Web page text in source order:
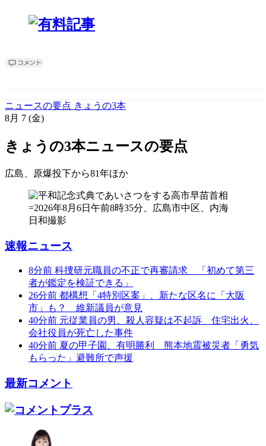
ニュースの要点 きょうの3本
8月 7 (金)
きょうの3本ニュースの要点
広島、原爆投下から81年ほか
速報ニュース
8分前 科捜研元職員の不正で再審請求 「初めて第三
者が鑑定を検証できる」
26分前 都構想「4特別区案」、新たな区名に「大阪
市」も？ 維新議員が意見
40分前 元従業員の男、殺人容疑は不起訴 住宅出火、
会社役員が死亡した事件
40分前 夏の甲子園、有明勝利 熊本地震被災者「勇気
もらった」避難所で声援
最新コメント